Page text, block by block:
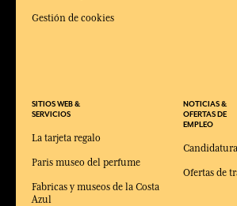
Gestión de cookies
SITIOS WEB &
SERVICIOS
La tarjeta regalo
Paris museo del perfume
Fabricas y museos de la Costa
Azul
NOTICIAS &
OFERTAS DE
EMPLEO
Ofertas de